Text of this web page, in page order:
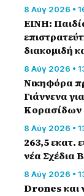
8 Αύγ 2026 •
ΕΙΝΗ:
διακομιδή
8 Αύγ 2026 •
Nικηφόρα
Γιάννενα
Κορασίδων
8 Αύγ 2026 •
263,5 εκατ.
νέα Σχέδια
8 Αύγ 2026 •
Drones και